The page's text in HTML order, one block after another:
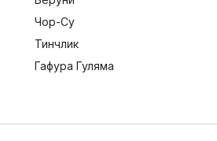
Чор-Су
Тинчлик
Гафура Гуляма